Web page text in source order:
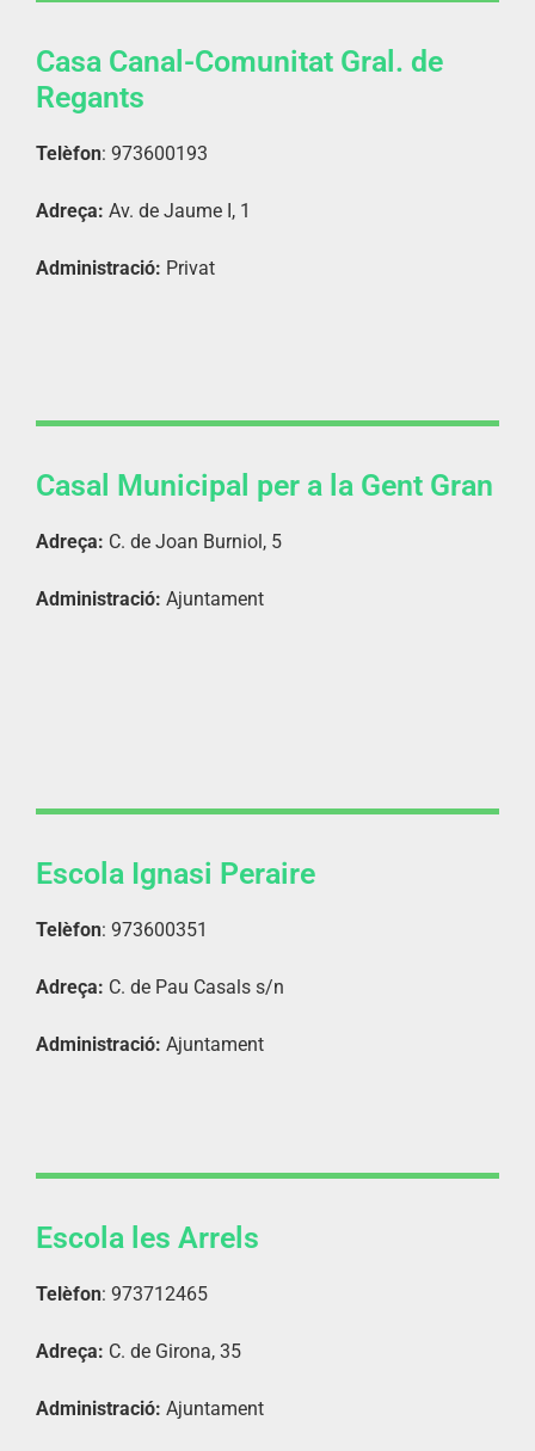
Casa Canal-Comunitat Gral. de
Regants
Telèfon: 973600193
Adreça: Av. de Jaume I, 1
Administració: Privat
Casal Municipal per a la Gent Gran
Adreça: C. de Joan Burniol, 5
Administració: Ajuntament
Escola Ignasi Peraire
Telèfon: 973600351
Adreça: C. de Pau Casals s/n
Administració: Ajuntament
Escola les Arrels
Telèfon: 973712465
Adreça: C. de Girona, 35
Administració: Ajuntament